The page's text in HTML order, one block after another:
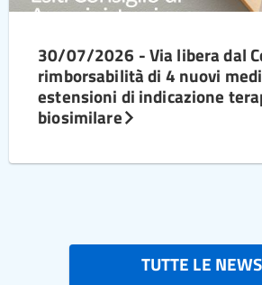
30/07/2026 - Via libera dal
rimborsabilità di 4 nuovi
estensioni di indicazione
biosimilare
TUTTE LE NEWS